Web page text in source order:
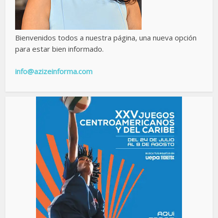
Bienvenidos todos a nuestra página, una nueva opción
para estar bien informado.
info@azizeinforma.com